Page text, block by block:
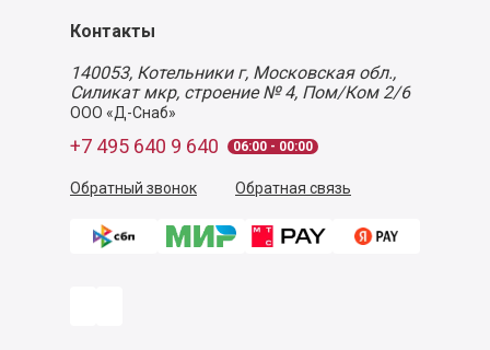
Контакты
140053, Котельники г, Московская обл.,
Силикат мкр, строение № 4, Пом/Ком 2/6
ООО «Д-Снаб»
+7 495 640 9 640 06:00 - 00:00
Обратный звонок Обратная связь